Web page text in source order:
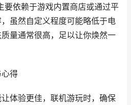
依赖于游戏内置商店或通过平
虽然自定义程度可能略低于电
量通常很高，足以让你焕然一
得
体验更佳，联机游玩时，确保